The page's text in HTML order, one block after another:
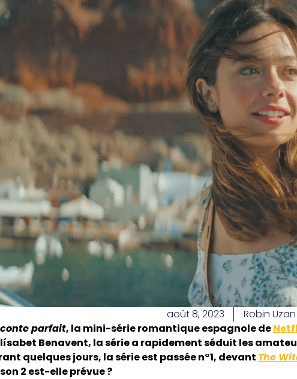
août 8, 2023 Robin Uzan
parfait, la mini-série romantique espagnole de
Benavent, la série a rapidement séduit les
quelques jours, la série est passée n°1, devant The
2 est-elle prévue ?